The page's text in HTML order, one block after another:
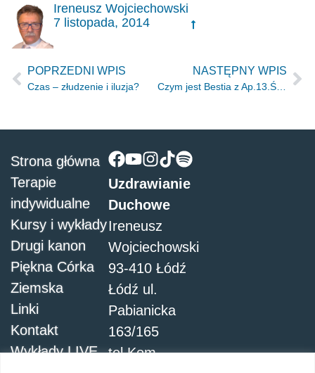
Ireneusz Wojciechowski
7 listopada, 2014
POPRZEDNI WPIS
Czas – złudzenie i iluzja?
NASTĘPNY WPIS
Czym jest Bestia z Ap.13.Św.Jana
Uzdrawianie
Duchowe
Ireneusz
Wojciechowski
93-410 Łódź
Łódź ul.
Pabianicka
163/165
tel.Kom.
Strona główna
Terapie
indywidualne
Kursy i wykłady
Drugi kanon
Piękna Córka
Ziemska
Linki
Kontakt
Wykłady LIVE